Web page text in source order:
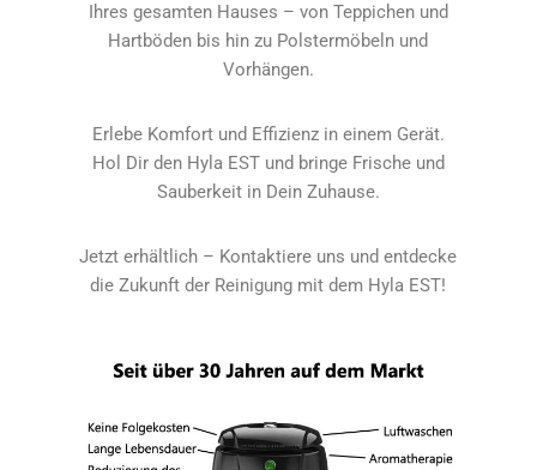
Ihres gesamten Hauses – von Teppichen und
Hartböden bis hin zu Polstermöbeln und
Vorhängen.
Erlebe Komfort und Effizienz in einem Gerät.
Hol Dir den Hyla EST und bringe Frische und
Sauberkeit in Dein Zuhause.
Jetzt erhältlich – Kontaktiere uns und entdecke
die Zukunft der Reinigung mit dem Hyla EST!